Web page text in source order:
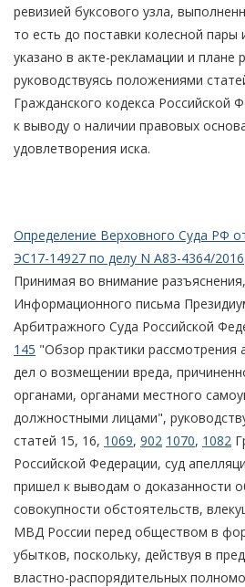
ревизией буксового узла,
то есть до поставки колесной
указано в акте-рекламации и плане
руководствуясь положениями
Гражданского кодекса Российской
к выводу о наличии правовых
удовлетворения иска.
Определение Верховного Суда РФ
ЭС17-14927 по делу N А83-4364/2016
Принимая во внимание
Информационного письма
Арбитражного Суда Российской
145 "Обзор практики
дел о возмещении вреда,
органами, органами местного
должностными лицами",
статей 15, 16, 1069, 902 1070, 1082
Российской Федерации, суд
пришел к выводам о доказанности
совокупности обстоятельств,
МВД России перед обществом в
убытков, поскольку, действуя в
властно-распорядительных